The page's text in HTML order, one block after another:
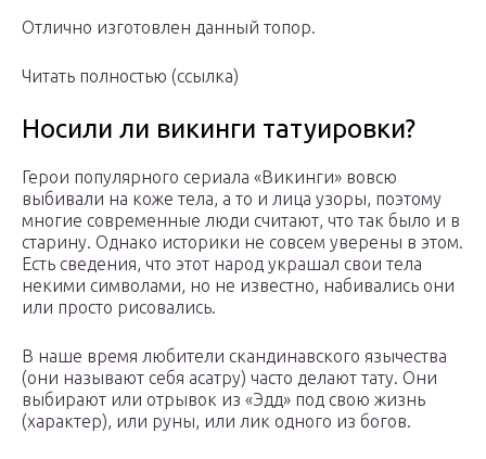
Отлично изготовлен данный топор.
Читать полностью (ссылка)
Носили ли викинги татуировки?
Герои популярного сериала «Викинги» вовсю
выбивали на коже тела, а то и лица узоры, поэтому
многие современные люди считают, что так было и в
старину. Однако историки не совсем уверены в этом.
Есть сведения, что этот народ украшал свои тела
некими символами, но не известно, набивались они
или просто рисовались.
В наше время любители скандинавского язычества
(они называют себя асатру) часто делают тату. Они
выбирают или отрывок из «Эдд» под свою жизнь
(характер), или руны, или лик одного из богов.